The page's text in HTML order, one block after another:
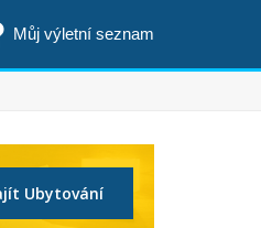
Můj výletní seznam
Ubytování